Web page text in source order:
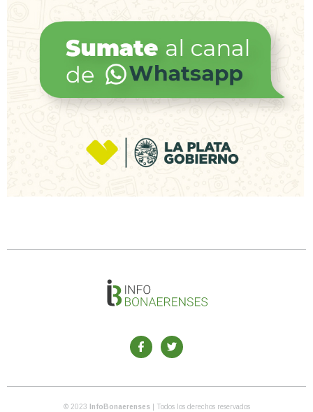
© 2023 InfoBonaerenses | Todos los derechos reservados